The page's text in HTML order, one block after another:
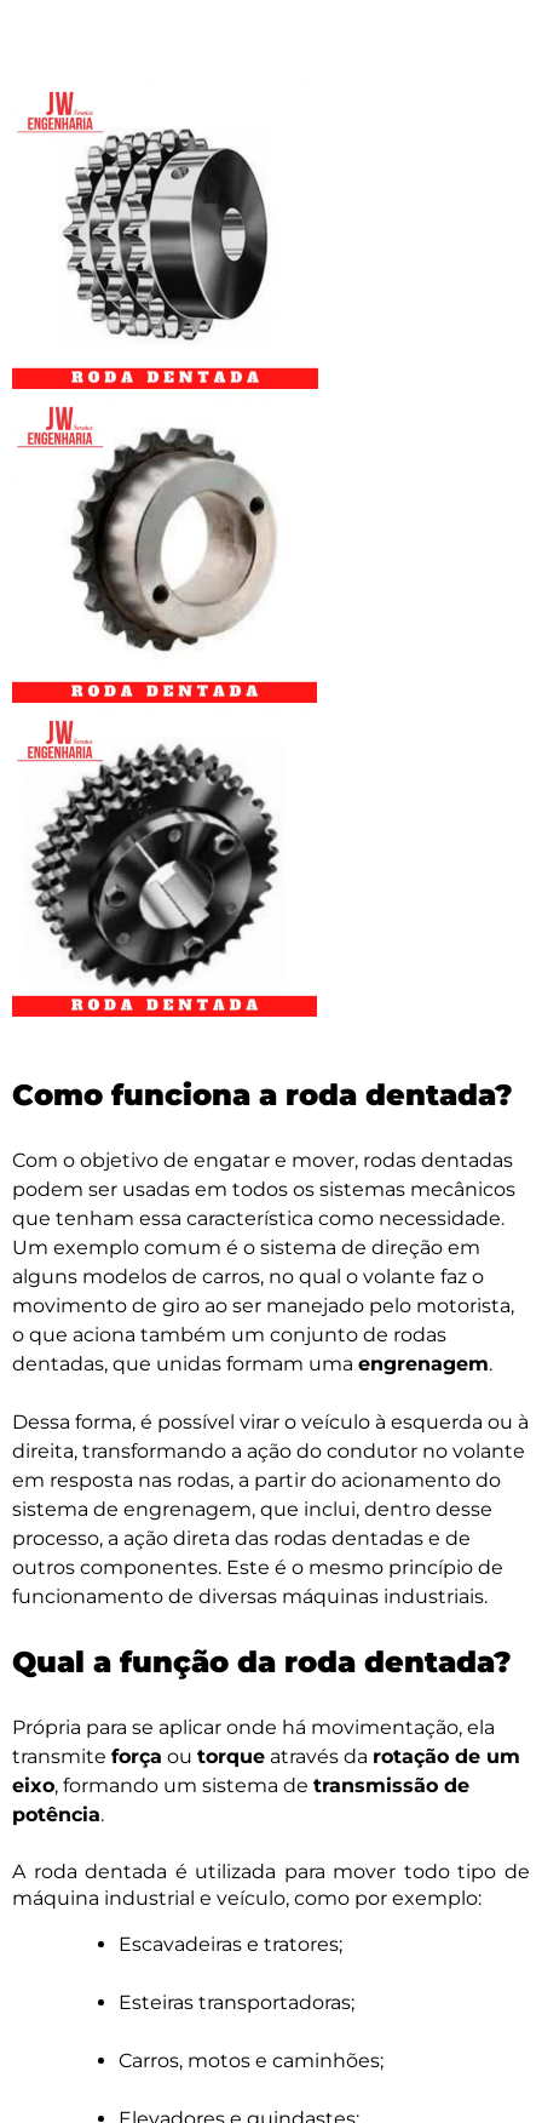
Como funciona a roda dentada?
Com o objetivo de engatar e mover, rodas dentadas
podem ser usadas em todos os sistemas mecânicos
que tenham essa característica como necessidade.
Um exemplo comum é o sistema de direção em
alguns modelos de carros, no qual o volante faz o
movimento de giro ao ser manejado pelo motorista,
o que aciona também um conjunto de rodas
dentadas, que unidas formam uma engrenagem.
Dessa forma, é possível virar o veículo à esquerda ou à
direita, transformando a ação do condutor no volante
em resposta nas rodas, a partir do acionamento do
sistema de engrenagem, que inclui, dentro desse
processo, a ação direta das rodas dentadas e de
outros componentes. Este é o mesmo princípio de
funcionamento de diversas máquinas industriais.
Qual a função da roda dentada?
Própria para se aplicar onde há movimentação, ela
transmite força ou torque através da rotação de um
eixo, formando um sistema de transmissão de
potência.
A roda dentada é utilizada para mover todo tipo de
máquina industrial e veículo, como por exemplo:
Escavadeiras e tratores;
Esteiras transportadoras;
Carros, motos e caminhões;